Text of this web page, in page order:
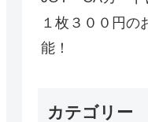
１枚３００円の
能！
カテゴリー